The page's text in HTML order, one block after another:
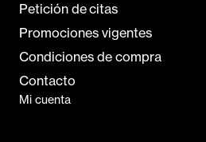
Petición de citas
Promociones vigentes
Condiciones de compra
Contacto
Mi cuenta